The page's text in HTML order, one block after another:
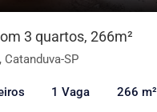
3 quartos, 266m²
SP
1 Vaga 266 m²